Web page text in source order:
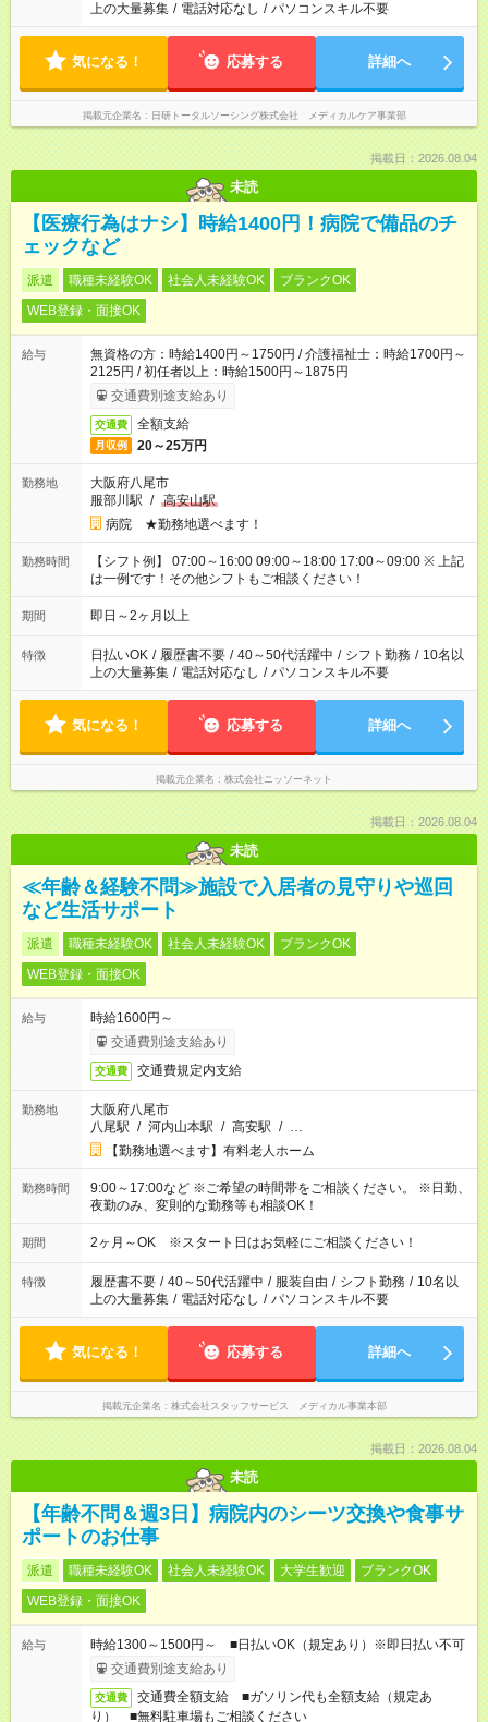
上の大量募集 / 電話対応なし / パソコンスキル不要
気になる！ 応募する 詳細へ
掲載元企業名 日研トータルソーシング株式会社 メディカルケア事業部
掲載日：2026.08.04
未読
【医療行為はナシ】時給1400円！病院で備品のチ
ェックなど
派遣 職種未経験OK 社会人未経験OK
ブランクOK
WEB登録・面接OK
給与
無資格の方：時給1400円～1750円 / 介護福祉士：時給1700円～
2125円 / 初任者以上：時給1500円～1875円
交通費別途支給あり
交通費 全額支給
月収例 20～25万円
勤務地
大阪府八尾市
服部川駅 / 高安山駅
病院 ★勤務地選べます！
勤務時間
【シフト例】 07:00～16:00 09:00～18:00 17:00～09:00 ※ 上記
は一例です！その他シフトもご相談ください！
期間 即日～2ヶ月以上
特徴 日払いOK / 履歴書不要 / 40～50代活躍中 / シフト勤務 / 10名以
上の大量募集 / 電話対応なし / パソコンスキル不要
気になる！ 応募する 詳細へ
掲載元企業名 株式会社ニッソーネット
掲載日：2026.08.04
未読
≪年齢＆経験不問≫施設で入居者の見守りや巡回
など生活サポート
派遣 職種未経験OK 社会人未経験OK
ブランクOK
WEB登録・面接OK
給与
時給1600円～
交通費別途支給あり
交通費 交通費規定内支給
勤務地
大阪府八尾市
八尾駅 / 河内山本駅 / 高安駅 / …
【勤務地選べます】有料老人ホーム
勤務時間
9:00～17:00など ※ご希望の時間帯をご相談ください。 ※日勤、
夜勤のみ、変則的な勤務等も相談OK！
期間 2ヶ月～OK ※スタート日はお気軽にご相談ください！
特徴 履歴書不要 / 40～50代活躍中 / 服装自由 / シフト勤務 / 10名以
上の大量募集 / 電話対応なし / パソコンスキル不要
気になる！ 応募する 詳細へ
掲載元企業名 株式会社スタッフサービス メディカル事業本部
掲載日：2026.08.04
未読
【年齢不問＆週3日】病院内のシーツ交換や食事サ
ポートのお仕事
派遣 職種未経験OK 社会人未経験OK 大学生歓迎
ブランクOK
WEB登録・面接OK
給与
時給1300～1500円～ ■日払いOK（規定あり）※即日払い不可
交通費別途支給あり
交通費
交通費全額支給 ■ガソリン代も全額支給（規定あ
り） ■無料駐車場もご相談ください